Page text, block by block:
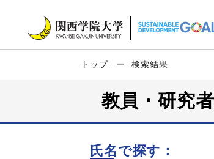
トップ 検索結果
教員・研究
氏名で探す：